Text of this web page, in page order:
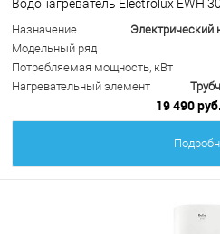
Водонагреватель Electrolux EWH
Назначение
Электрический
Модельный ряд
Потребляемая мощность, кВт
Нагревательный элемент
19 490 руб.